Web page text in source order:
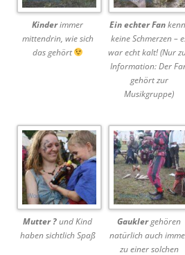
Kinderimmer
mittendrin, wie sich
das gehört
Ein echter Fan
keine Schmerzen –
war echt kalt! (Nur
Information: Der
gehört zur
Musikgruppe)
Mutter ?und Kind
haben sichtlich Spaß
Gauklergehören
natürlich auch
zu einer solchen